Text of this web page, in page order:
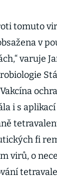
tomuto
v
varuje
i s
fi
virů, o